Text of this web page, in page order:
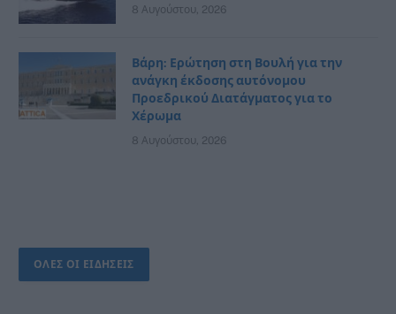
8 Αυγούστου, 2026
Βάρη: Ερώτηση στη Βουλή για την
ανάγκη έκδοσης αυτόνομου
Προεδρικού Διατάγματος για το
Χέρωμα
8 Αυγούστου, 2026
ΟΛΕΣ ΟΙ ΕΙΔΗΣΕΙΣ